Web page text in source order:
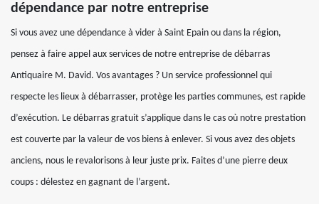
dépendance par notre entreprise
Si vous avez une dépendance à vider à Saint Epain ou dans la région,
pensez à faire appel aux services de notre entreprise de débarras
Antiquaire M. David. Vos avantages ? Un service professionnel qui
respecte les lieux à débarrasser, protège les parties communes, est rapide
d’exécution. Le débarras gratuit s’applique dans le cas où notre prestation
est couverte par la valeur de vos biens à enlever. Si vous avez des objets
anciens, nous le revalorisons à leur juste prix. Faites d’une pierre deux
coups : délestez en gagnant de l’argent.